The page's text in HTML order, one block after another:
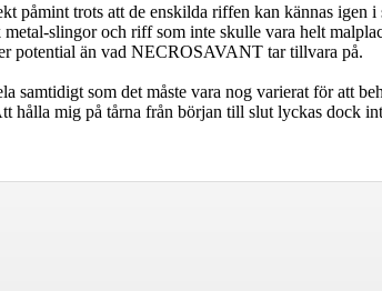
trots att de enskilda riffen kan kännas igen
slingor och riff som inte skulle vara helt
potential än vad NECROSAVANT tar tillvara på.
som det måste vara nog varierat för att
hålla mig på tårna från början till slut lyckas